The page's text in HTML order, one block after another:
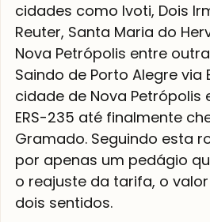
cidades como Ivoti, Dois
Reuter, Santa Maria do
Nova Petrópolis entre
Saindo de Porto Alegre via
cidade de Nova Petrópolis
ERS-235 até finalmente
Gramado. Seguindo esta
por apenas um pedágio
o reajuste da tarifa, o valor
dois sentidos.